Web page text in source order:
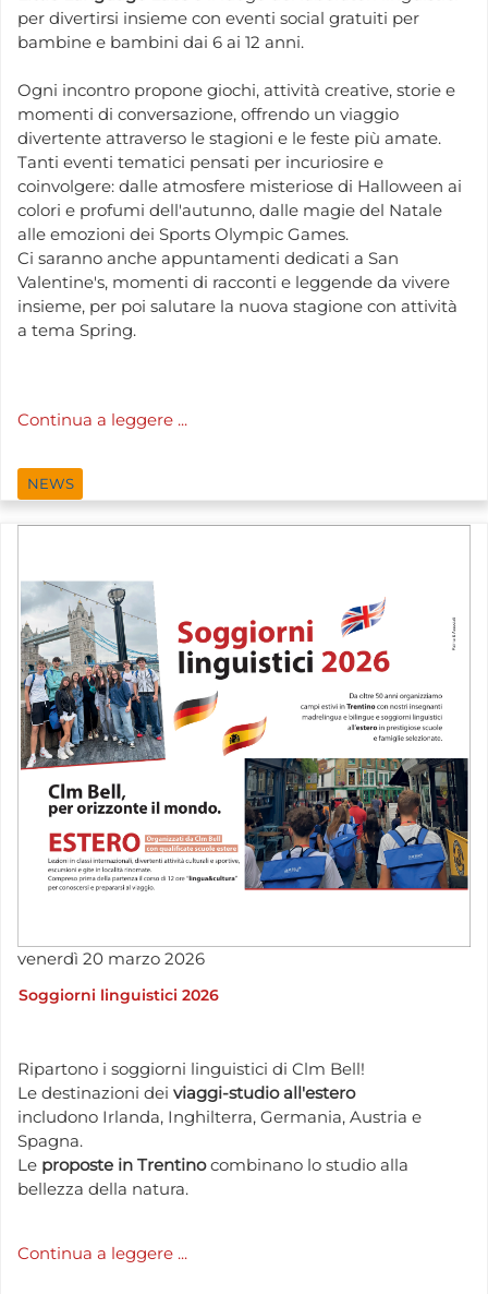
per divertirsi insieme con eventi social gratuiti per
bambine e bambini dai 6 ai 12 anni.
Ogni incontro propone giochi, attività creative, storie e
momenti di conversazione, offrendo un viaggio
divertente attraverso le stagioni e le feste più amate.
Tanti eventi tematici pensati per incuriosire e
coinvolgere: dalle atmosfere misteriose di Halloween ai
colori e profumi dell'autunno, dalle magie del Natale
alle emozioni dei Sports Olympic Games.
Ci saranno anche appuntamenti dedicati a San
Valentine's, momenti di racconti e leggende da vivere
insieme, per poi salutare la nuova stagione con attività
a tema Spring.
Continua a leggere ...
NEWS
venerdì 20 marzo 2026
Soggiorni linguistici 2026
Ripartono i soggiorni linguistici di Clm Bell!
Le destinazioni dei viaggi-studio all'estero
includono Irlanda, Inghilterra, Germania, Austria e
Spagna.
Le proposte in Trentinocombinano lo studio alla
bellezza della natura.
Continua a leggere ...